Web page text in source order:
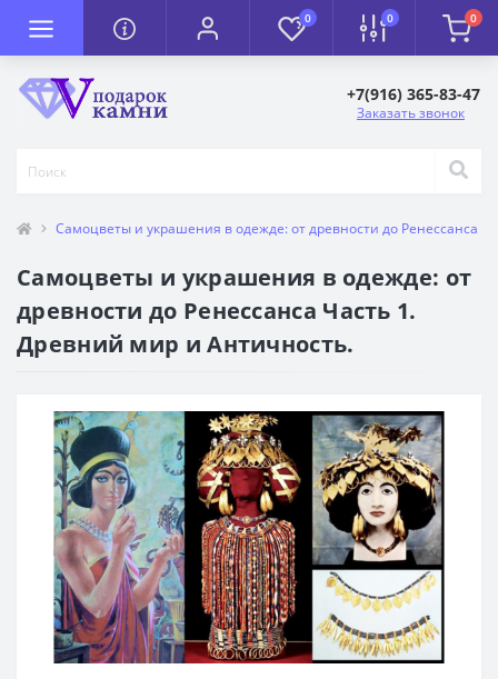
0 0 0
+7(916) 365-83-47
Заказать звонок
Самоцветы и украшения в одежде: от древности до Ренессанса
Самоцветы и украшения в одежде: от
древности до Ренессанса Часть 1.
Древний мир и Античность.